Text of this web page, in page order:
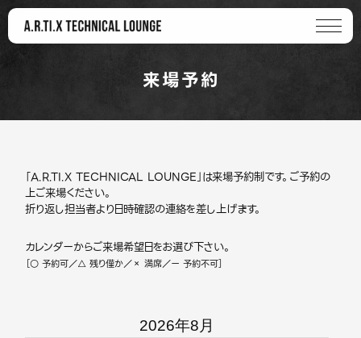
来場予約
「A.R.TI.X TECHNICAL LOUNGE」は来場予約制です。ご予約の
上ご来場ください。
折り返し担当者より日時確認の連絡を差し上げます。
カレンダーからご来場希望日をお選び下さい。
［○ 予約可／△ 残り僅か／× 満席／ー 予約不可］
2026年8月